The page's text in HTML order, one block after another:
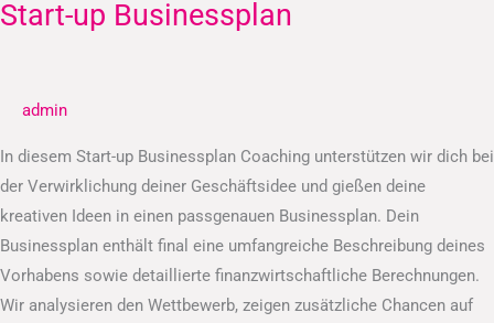
Start-up Businessplan
admin
In diesem Start-up Businessplan Coaching unterstützen wir dich bei
der Verwirklichung deiner Geschäftsidee und gießen deine
kreativen Ideen in einen passgenauen Businessplan. Dein
Businessplan enthält final eine umfangreiche Beschreibung deines
Vorhabens sowie detaillierte finanzwirtschaftliche Berechnungen.
Wir analysieren den Wettbewerb, zeigen zusätzliche Chancen auf
Start-